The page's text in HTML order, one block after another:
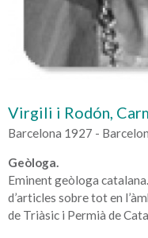
Virgili i Rodón,
Barcelona 1927 -
Geòloga.
Eminent geòloga
d’articles sobre tot en
de Triàsic i Permià de